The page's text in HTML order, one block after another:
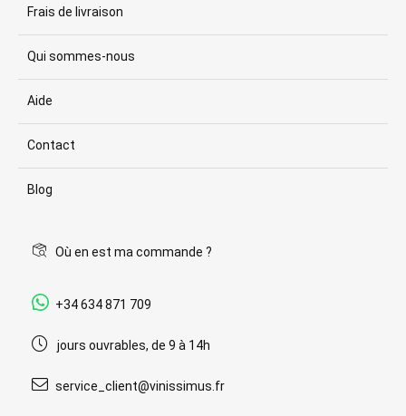
Frais de livraison
Qui sommes-nous
Aide
Contact
Blog
Où en est ma commande ?
+34 634 871 709
jours ouvrables, de 9 à 14h
service_client@vinissimus.fr